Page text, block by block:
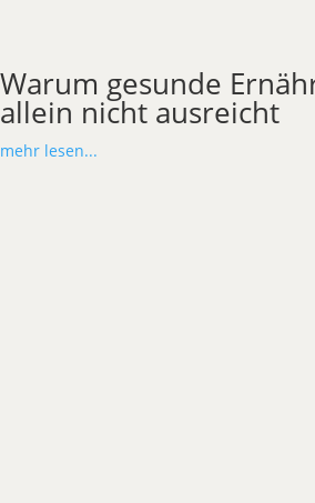
Warum gesunde
allein nicht ausreicht
mehr lesen...